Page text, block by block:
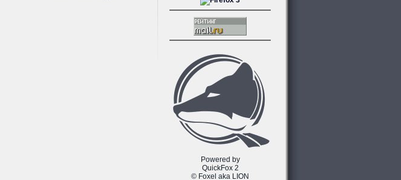
Powered by
QuickFox 2
© Foxel aka LION